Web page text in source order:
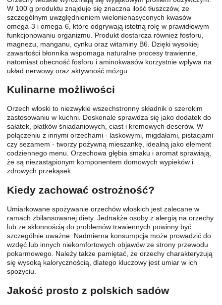
W 100 g produktu znajduje się znaczna ilość tłuszczów, ze
szczególnym uwzględnieniem wielonienasyconych kwasów
omega-3 i omega-6, które odgrywają istotną rolę w prawidłowym
funkcjonowaniu organizmu. Produkt dostarcza również fosforu,
magnezu, manganu, cynku oraz witaminy B6. Dzięki wysokiej
zawartości błonnika wspomaga naturalne procesy trawienne,
natomiast obecność fosforu i aminokwasów korzystnie wpływa na
układ nerwowy oraz aktywność mózgu.
Kulinarne możliwości
Orzech włoski to niezwykle wszechstronny składnik o szerokim
zastosowaniu w kuchni. Doskonale sprawdza się jako dodatek do
sałatek, płatków śniadaniowych, ciast i kremowych deserów. W
połączeniu z innymi orzechami - laskowymi, migdałami, pistacjami
czy sezamem - tworzy pożywną mieszankę, idealną jako element
codziennego menu. Orzechowa głębia smaku i aromat sprawiają,
że są niezastąpionym komponentem domowych wypieków i
zdrowych przekąsek.
Kiedy zachować ostrożność?
Umiarkowane spożywanie orzechów włoskich jest zalecane w
ramach zbilansowanej diety. Jednakże osoby z alergią na orzechy
lub ze skłonnością do problemów trawiennych powinny być
szczególnie uważne. Nadmierna konsumpcja może prowadzić do
wzdęć lub innych niekomfortowych objawów ze strony przewodu
pokarmowego. Należy także pamiętać, że orzechy charakteryzują
się wysoką kalorycznością, dlatego kluczowy jest umiar w ich
spożyciu.
Jakość prosto z polskich sadów